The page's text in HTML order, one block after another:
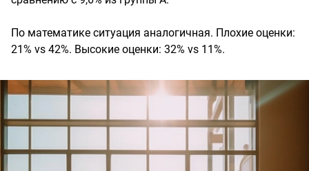
По математике ситуация аналогичная. Плохие оценки:
21% vs 42%. Высокие оценки: 32% vs 11%.